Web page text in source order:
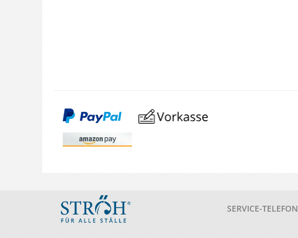
SERVICE-TELEFON